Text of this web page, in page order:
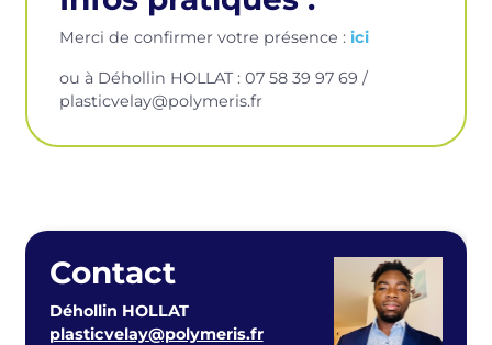
Merci de confirmer votre présence : ici
ou àDéhollin HOLLAT: 07 58 39 97 69 /
plasticvelay@polymeris.fr
Contact
Déhollin HOLLAT
plasticvelay@polymeris.fr